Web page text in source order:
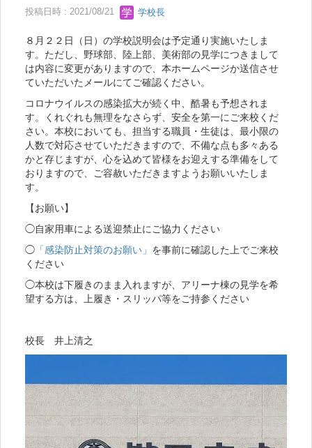
投稿日時 : 2021/08/21 学校長
８月２２日（日）の学校説明会は予定通り実施いたしま
す。ただし、野球部、陸上部、美術部の見学につきまして
は内容に変更がありますので、本ホームページか送信させ
ていただいたメールにてご確認ください。
コロナウイルスの感染拡大が続く中、酷暑も予想されま
す。くれぐれも無理をなさらず、安全を第一にご来校くだ
さい。本校においても、担当する職員・生徒は、最小限の
人数で対応させていただきますので、不備な点も多々ある
かと存じますが、心を込めて皆様をお迎えする準備をして
おりますので、ご容赦いただきますようお願いいたしま
す。
【お願い】
◯自家用車による送迎禁止にご協力ください
◯ 「感染防止対策のお願い」 を事前に確認した上でご来校
ください
◯本校は下履きのまま入れますが、アリーナ棟の見学を希
望する方は、上履き・スリッパ等をご持参ください
校長 井上清之